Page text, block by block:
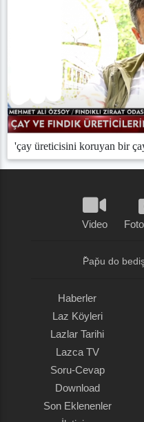
'çay üreticisini koruyan bir
Video
P̌ap̌u do
Haberler
Laz Köyleri
Lazlar Tarihi
Lazca TV
Soru-Cevap
Download
Son Eklenenler